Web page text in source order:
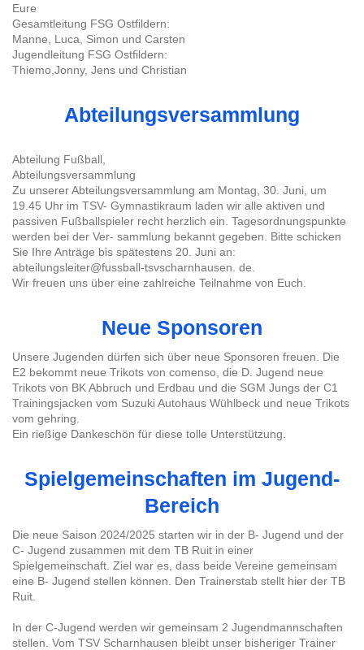
Eure
Gesamtleitung FSG Ostfildern:
Manne, Luca, Simon und Carsten
Jugendleitung FSG Ostfildern:
Thiemo,Jonny, Jens und Christian
Abteilungsversammlung
Abteilung Fußball,
Abteilungsversammlung
Zu unserer Abteilungsversammlung am Montag, 30. Juni, um
19.45 Uhr im TSV- Gymnastikraum laden wir alle aktiven und
passiven Fußballspieler recht herzlich ein. Tagesordnungspunkte
werden bei der Ver- sammlung bekannt gegeben. Bitte schicken
Sie Ihre Anträge bis spätestens 20. Juni an:
abteilungsleiter@fussball-tsvscharnhausen. de.
Wir freuen uns über eine zahlreiche Teilnahme von Euch.
Neue Sponsoren
Unsere Jugenden dürfen sich über neue Sponsoren freuen. Die
E2 bekommt neue Trikots von comenso, die D. Jugend neue
Trikots von BK Abbruch und Erdbau und die SGM Jungs der C1
Trainingsjacken vom Suzuki Autohaus Wühlbeck und neue Trikots
vom gehring.
Ein rießige Dankeschön für diese tolle Unterstützung.
Spielgemeinschaften im Jugend-
Bereich
Die neue Saison 2024/2025 starten wir in der B- Jugend und der
C- Jugend zusammen mit dem TB Ruit in einer
Spielgemeinschaft. Ziel war es, dass beide Vereine gemeinsam
eine B- Jugend stellen können. Den Trainerstab stellt hier der TB
Ruit.
In der C-Jugend werden wir gemeinsam 2 Jugendmannschaften
stellen. Vom TSV Scharnhausen bleibt unser bisheriger Trainer